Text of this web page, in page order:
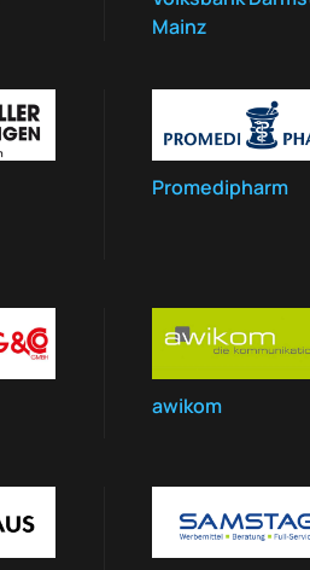
Mainz
Promedipharm
awikom